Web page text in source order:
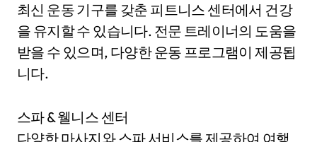
최신 운동 기구를 갖춘 피트니스 센터에서 건강
을 유지할 수 있습니다. 전문 트레이너의 도움을
받을 수 있으며, 다양한 운동 프로그램이 제공됩
니다.
스파 & 웰니스 센터
다양한 마사지와 스파 서비스를 제공하여 여행